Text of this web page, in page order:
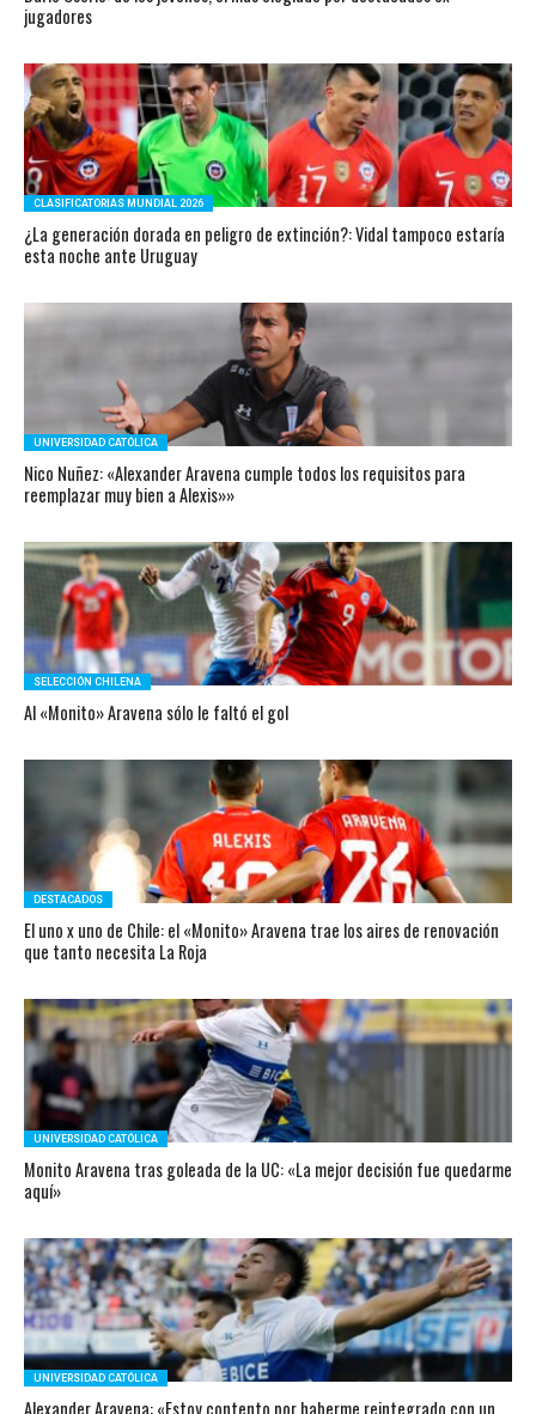
jugadores
CLASIFICATORIAS MUNDIAL 2026
¿La generación dorada en peligro de extinción?: Vidal tampoco estaría
esta noche ante Uruguay
UNIVERSIDAD CATÓLICA
Nico Nuñez: «Alexander Aravena cumple todos los requisitos para
reemplazar muy bien a Alexis»»
SELECCIÓN CHILENA
Al «Monito» Aravena sólo le faltó el gol
DESTACADOS
El uno x uno de Chile: el «Monito» Aravena trae los aires de renovación
que tanto necesita La Roja
UNIVERSIDAD CATÓLICA
Monito Aravena tras goleada de la UC: «La mejor decisión fue quedarme
aquí»
UNIVERSIDAD CATÓLICA
Alexander Aravena: «Estoy contento por haberme reintegrado con un